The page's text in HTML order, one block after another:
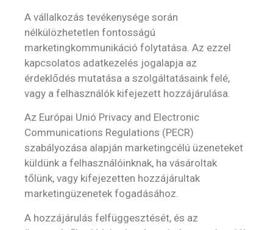
A vállalkozás tevékenysége során
nélkülözhetetlen fontosságú
marketingkommunikáció folytatása. Az ezzel
kapcsolatos adatkezelés jogalapja az
érdeklődés mutatása a szolgáltatásaink felé,
vagy a felhasználók kifejezett hozzájárulása.
Az Európai Unió Privacy and Electronic
Communications Regulations (PECR)
szabályozása alapján marketingcélú üzeneteket
küldünk a felhasználóinknak, ha vásároltak
tőlünk, vagy kifejezetten hozzájárultak
marketingüzenetek fogadásához.
A hozzájárulás felfüggesztését, és az